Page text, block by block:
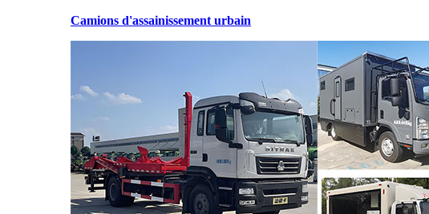
Camions d'assainissement urbain